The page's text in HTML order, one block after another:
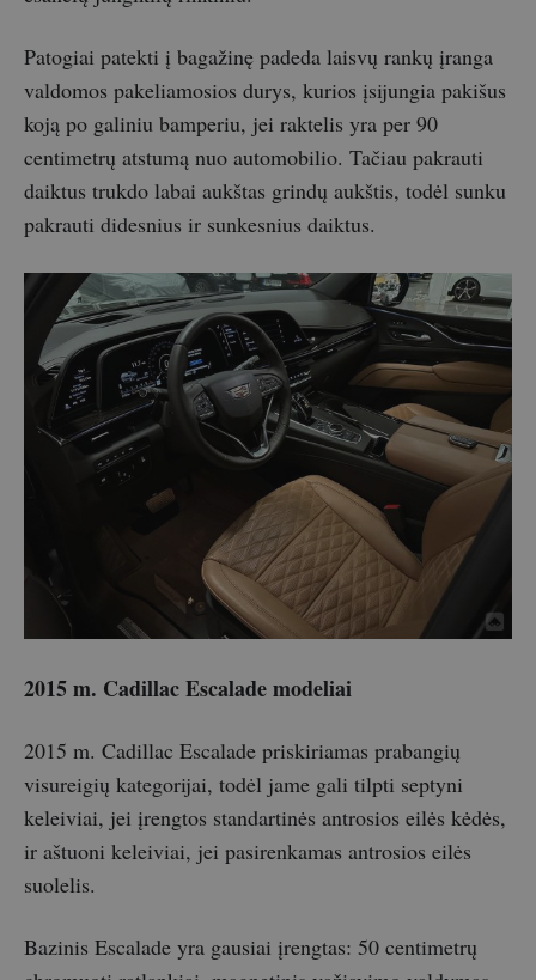
Patogiai patekti į bagažinę padeda laisvų rankų įranga
valdomos pakeliamosios durys, kurios įsijungia pakišus
koją po galiniu bamperiu, jei raktelis yra per 90
centimetrų atstumą nuo automobilio. Tačiau pakrauti
daiktus trukdo labai aukštas grindų aukštis, todėl sunku
pakrauti didesnius ir sunkesnius daiktus.
2015 m. Cadillac Escalade modeliai
2015 m. Cadillac Escalade priskiriamas prabangių
visureigių kategorijai, todėl jame gali tilpti septyni
keleiviai, jei įrengtos standartinės antrosios eilės kėdės,
ir aštuoni keleiviai, jei pasirenkamas antrosios eilės
suolelis.
Bazinis Escalade yra gausiai įrengtas: 50 centimetrų